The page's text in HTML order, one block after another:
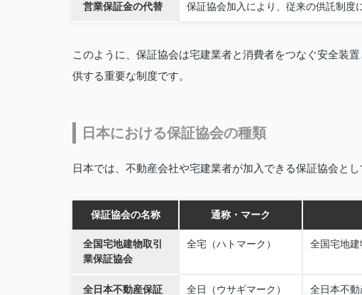
営業保証金の代替 保証協会加入により、従来の供託制度
このように、保証協会は宅建業者と消費者をつなぐ安全装
供する重要な制度です。
日本における保証協会の種類
日本では、不動産会社や宅建業者が加入できる保証協会とし
保証協会の名称 通称・マーク
全国宅地建物取引
業保証協会
全宅（ハトマーク） 全国宅地
全日本不動産保証
全日（ウサギマーク） 全日本不動